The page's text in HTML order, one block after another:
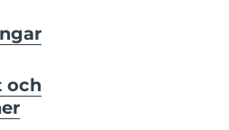
och